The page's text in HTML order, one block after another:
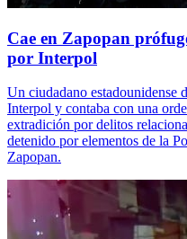
Cae en Zapopan
por Interpol
Un ciudadano estadounidense
Interpol y contaba con una
extradición por delitos
detenido por elementos de la
Zapopan.